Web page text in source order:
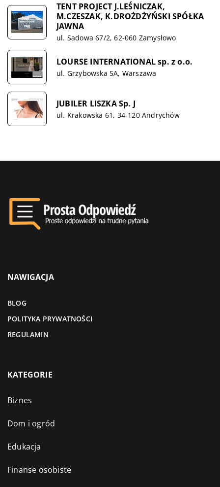
TENT PROJECT J.LEŚNICZAK,
M.CZESZAK, K.DROŻDŻYŃSKI SPÓŁKA
JAWNA
ul. Sadowa 67/2, 62-060 Zamysłowo
LOURSE INTERNATIONAL sp. z o.o.
ul. Grzybowska 5A, Warszawa
JUBILER LISZKA Sp. J
ul. Krakowska 61, 34-120 Andrychów
NAWIGACJA
BLOG
POLITYKA PRYWATNOŚCI
REGULAMIN
KATEGORIE
Biznes
Dom i ogród
Edukacja
Finanse osobiste